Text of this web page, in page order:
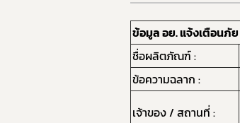
ข้อมูล อย. แจ้งเตือนภัย
ชื่อผลิตภัณฑ์ :
ข้อความฉลาก :
เจ้าของ / สถานที่ :